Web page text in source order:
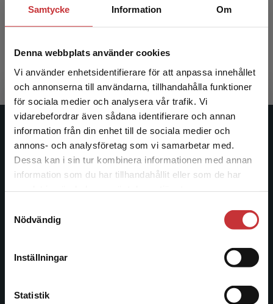
Samtycke Information Om
Denna webbplats använder cookies
Vi använder enhetsidentifierare för att anpassa innehållet
och annonserna till användarna, tillhandahålla funktioner
för sociala medier och analysera vår trafik. Vi
vidarebefordrar även sådana identifierare och annan
information från din enhet till de sociala medier och
annons- och analysföretag som vi samarbetar med.
Dessa kan i sin tur kombinera informationen med annan
information som du har tillhandahållit eller som de har
Nödvändig
Inställningar
Statistik
Begränsad fraktregion
Det verkar som att du besöker
studentlitteratur.se via en enhet utanför Sverige.
Vi erbjuder inte leveranser utanför Sverige. För
att kunna slutföra ett köp måste
388 krinkl. moms
Studentlitteratur
Studentlitteratur grundades 1963 och är idag Sveriges
ledande utbildningsförlag. Med läromedel, kurslitteratur,
facklitteratur, utbildningar och digitala
informationstjänster i utbudet, finns Studentlitteratur med
längs hela kunskapsresan.
Kontakta oss